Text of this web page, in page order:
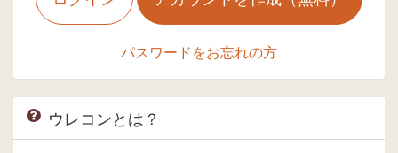
パスワードをお忘れの方
ウレコンとは？